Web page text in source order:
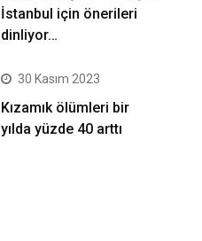
İstanbul için önerileri
dinliyor…
30 Kasım 2023
Kızamık ölümleri bir
yılda yüzde 40 arttı